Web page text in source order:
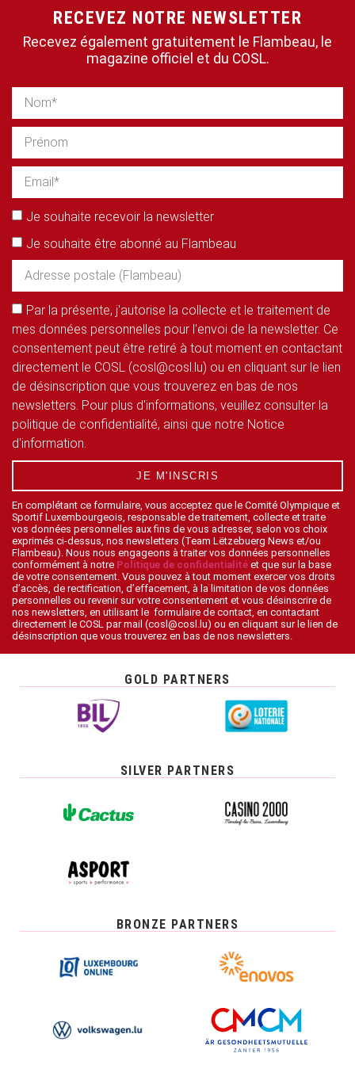
RECEVEZ NOTRE NEWSLETTER
Recevez également gratuitement le Flambeau, le
magazine officiel et du COSL.
Je souhaite recevoir la newsletter
Je souhaite être abonné au Flambeau
Par la présente, j'autorise la collecte et le traitement de
mes données personnelles pour l'envoi de la newsletter. Ce
consentement peut être retiré à tout moment en contactant
directement le COSL (cosl@cosl.lu) ou en cliquant sur le lien
de désinscription que vous trouverez en bas de nos
newsletters. Pour plus d'informations, veuillez consulter la
politique de confidentialité, ainsi que notre Notice
d'information.
JE M'INSCRIS
En complétant ce formulaire, vous acceptez que le Comité Olympique et
Sportif Luxembourgeois, responsable de traitement, collecte et traite
vos données personnelles aux fins de vous adresser, selon vos choix
exprimés ci-dessus, nos newsletters (Team Lëtzebuerg News et/ou
Flambeau). Nous nous engageons à traiter vos données personnelles
conformément à notre Politique de confidentialité et que sur la base
de votre consentement. Vous pouvez à tout moment exercer vos droits
d’accès, de rectification, d’effacement, à la limitation de vos données
personnelles ou revenir sur votre consentement et vous désinscrire de
nos newsletters, en utilisant le formulaire de contact, en contactant
directement le COSL par mail (cosl@cosl.lu) ou en cliquant sur le lien de
désinscription que vous trouverez en bas de nos newsletters.
GOLD PARTNERS
SILVER PARTNERS
BRONZE PARTNERS